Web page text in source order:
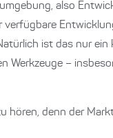
also
ist das nur
Werkzeuge –
hören, denn der